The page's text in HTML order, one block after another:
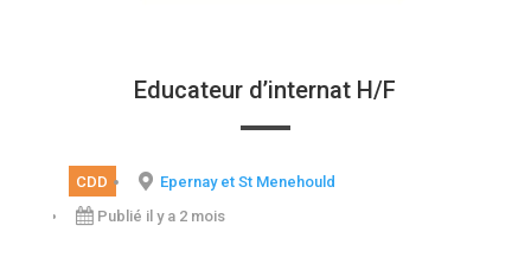
Educateur d’internat H/F
CDD
Epernay et St Menehould
Publié il y a 2 mois